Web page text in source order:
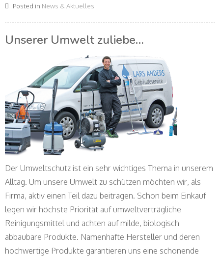
Posted in News & Aktuelles
Unserer Umwelt zuliebe…
Der Umweltschutz ist ein sehr wichtiges Thema in unserem
Alltag. Um unsere Umwelt zu schützen möchten wir, als
Firma, aktiv einen Teil dazu beitragen. Schon beim Einkauf
legen wir höchste Priorität auf umweltverträgliche
Reinigungsmittel und achten auf milde, biologisch
abbaubare Produkte. Namenhafte Hersteller und deren
hochwertige Produkte garantieren uns eine schonende